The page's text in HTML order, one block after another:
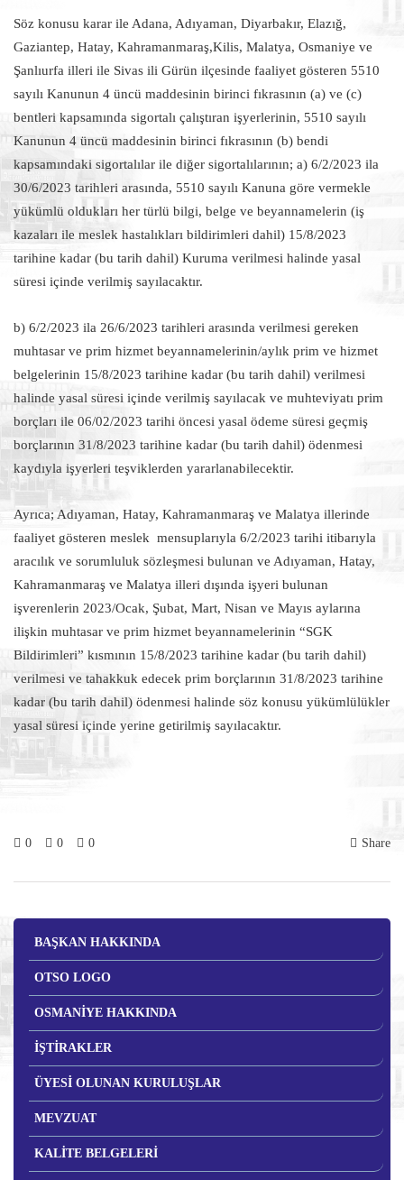
Söz konusu karar ile Adana, Adıyaman, Diyarbakır, Elazığ,
Gaziantep, Hatay, Kahramanmaraş,Kilis, Malatya, Osmaniye ve
Şanlıurfa illeri ile Sivas ili Gürün ilçesinde faaliyet gösteren 5510
sayılı Kanunun 4 üncü maddesinin birinci fıkrasının (a) ve (c)
bentleri kapsamında sigortalı çalıştıran işyerlerinin, 5510 sayılı
Kanunun 4 üncü maddesinin birinci fıkrasının (b) bendi
kapsamındaki sigortalılar ile diğer sigortalılarının; a) 6/2/2023 ila
30/6/2023 tarihleri arasında, 5510 sayılı Kanuna göre vermekle
yükümlü oldukları her türlü bilgi, belge ve beyannamelerin (iş
kazaları ile meslek hastalıkları bildirimleri dahil) 15/8/2023
tarihine kadar (bu tarih dahil) Kuruma verilmesi halinde yasal
süresi içinde verilmiş sayılacaktır.
b) 6/2/2023 ila 26/6/2023 tarihleri arasında verilmesi gereken
muhtasar ve prim hizmet beyannamelerinin/aylık prim ve hizmet
belgelerinin 15/8/2023 tarihine kadar (bu tarih dahil) verilmesi
halinde yasal süresi içinde verilmiş sayılacak ve muhteviyatı prim
borçları ile 06/02/2023 tarihi öncesi yasal ödeme süresi geçmiş
borçlarının 31/8/2023 tarihine kadar (bu tarih dahil) ödenmesi
kaydıyla işyerleri teşviklerden yararlanabilecektir.
Ayrıca; Adıyaman, Hatay, Kahramanmaraş ve Malatya illerinde
faaliyet gösteren meslek mensuplarıyla 6/2/2023 tarihi itibarıyla
aracılık ve sorumluluk sözleşmesi bulunan ve Adıyaman, Hatay,
Kahramanmaraş ve Malatya illeri dışında işyeri bulunan
işverenlerin 2023/Ocak, Şubat, Mart, Nisan ve Mayıs aylarına
ilişkin muhtasar ve prim hizmet beyannamelerinin “SGK
Bildirimleri” kısmının 15/8/2023 tarihine kadar (bu tarih dahil)
verilmesi ve tahakkuk edecek prim borçlarının 31/8/2023 tarihine
kadar (bu tarih dahil) ödenmesi halinde söz konusu yükümlülükler
yasal süresi içinde yerine getirilmiş sayılacaktır.
0 0 0 Share
BAŞKAN HAKKINDA
OTSO LOGO
OSMANİYE HAKKINDA
İŞTİRAKLER
ÜYESİ OLUNAN KURULUŞLAR
MEVZUAT
KALİTE BELGELERİ